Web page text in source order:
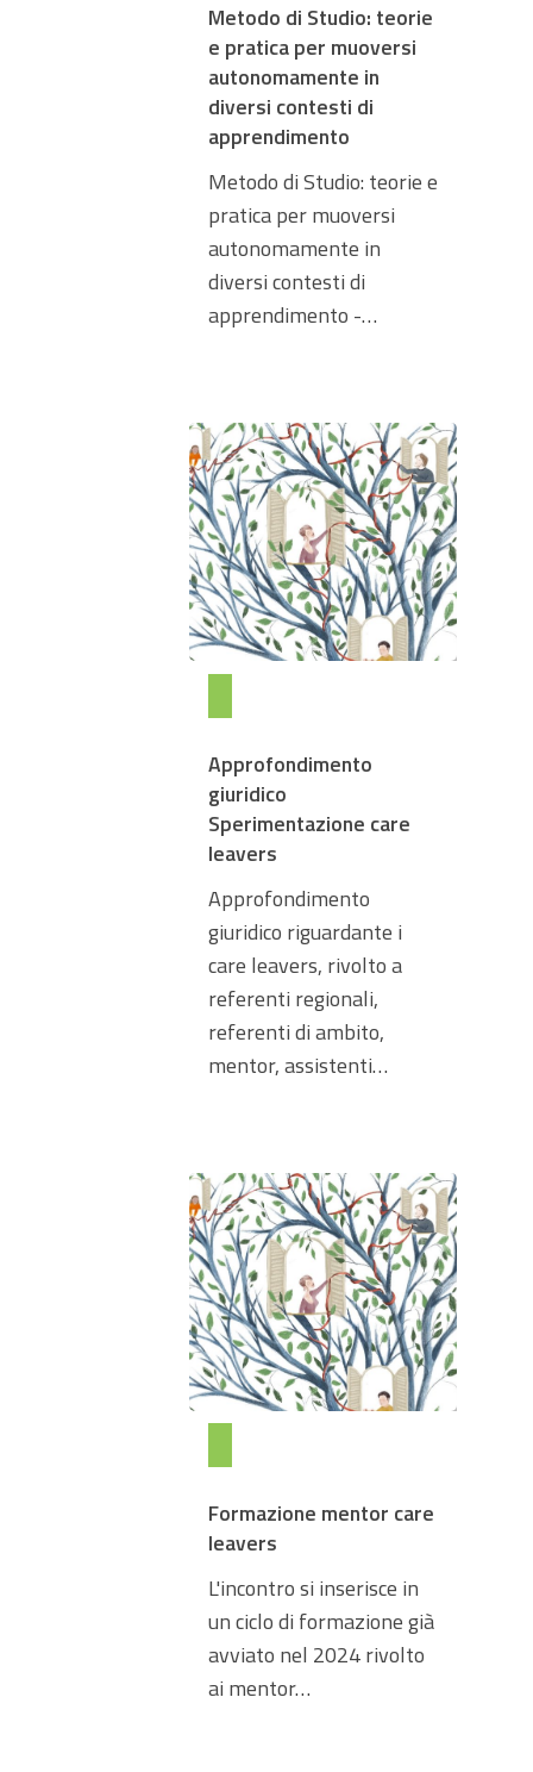
Metodo di Studio: teorie
e pratica per muoversi
autonomamente in
diversi contesti di
apprendimento
Metodo di Studio: teorie e
pratica per muoversi
autonomamente in
diversi contesti di
apprendimento -…
Approfondimento
giuridico
Sperimentazione care
leavers
Approfondimento
giuridico riguardante i
care leavers, rivolto a
referenti regionali,
referenti di ambito,
mentor, assistenti…
Formazione mentor care
leavers
L'incontro si inserisce in
un ciclo di formazione già
avviato nel 2024 rivolto
ai mentor…